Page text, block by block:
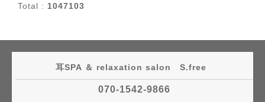
Total : 1047103
耳SPA ＆ relaxation salon S.free
070-1542-9866